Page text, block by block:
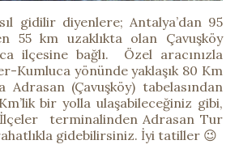
gidilir diyenlere; Antalya’dan 95
55 km uzaklıkta olan Çavuşköy
ilçesine bağlı. Özel aracınızla
Kumluca yönünde yaklaşık 80 Km
(Çavuşköy) tabelasından
bir yolla ulaşabileceğiniz gibi,
terminalinden Adrasan Tur
gidebilirsiniz. İyi tatiller 😉